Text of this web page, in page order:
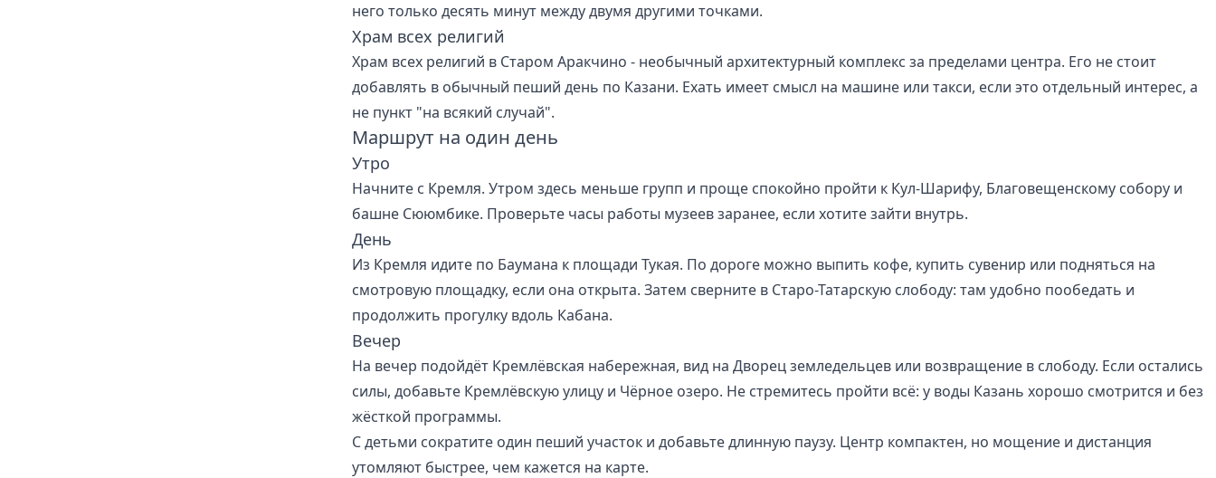
него только десять минут между двумя другими точками.
Храм всех религий
Храм всех религий в Старом Аракчино - необычный архитектурный комплекс за пределами центра. Его не стоит
добавлять в обычный пеший день по Казани. Ехать имеет смысл на машине или такси, если это отдельный интерес, а
не пункт "на всякий случай".
Маршрут на один день
Утро
Начните с Кремля. Утром здесь меньше групп и проще спокойно пройти к Кул-Шарифу, Благовещенскому собору и
башне Сююмбике. Проверьте часы работы музеев заранее, если хотите зайти внутрь.
День
Из Кремля идите по Баумана к площади Тукая. По дороге можно выпить кофе, купить сувенир или подняться на
смотровую площадку, если она открыта. Затем сверните в Старо-Татарскую слободу: там удобно пообедать и
продолжить прогулку вдоль Кабана.
Вечер
На вечер подойдёт Кремлёвская набережная, вид на Дворец земледельцев или возвращение в слободу. Если остались
силы, добавьте Кремлёвскую улицу и Чёрное озеро. Не стремитесь пройти всё: у воды Казань хорошо смотрится и без
жёсткой программы.
С детьми сократите один пеший участок и добавьте длинную паузу. Центр компактен, но мощение и дистанция
утомляют быстрее, чем кажется на карте.